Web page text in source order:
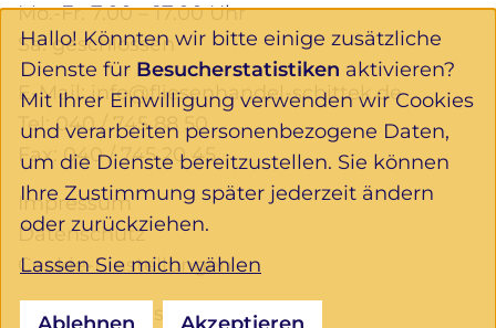
Mo.-Fr. 7.00 – 17.00 Uhr
Sa. geschlossen
E-Mail:info@fliesenhandel-schittek.de
Tel:040 / 745 88 50
Fax: 040 / 745 20 45
Impressum
Datenschutz
Cookie-Einstellungen
Folgen Sie uns:
Hallo! Könnten wir bitte einige zusätzliche
Dienste für Besucherstatistiken aktivieren?
Mit Ihrer Einwilligung verwenden wir Cookies
und verarbeiten personenbezogene Daten,
um die Dienste bereitzustellen. Sie können
Ihre Zustimmung später jederzeit ändern
oder zurückziehen.
Lassen Sie mich wählen